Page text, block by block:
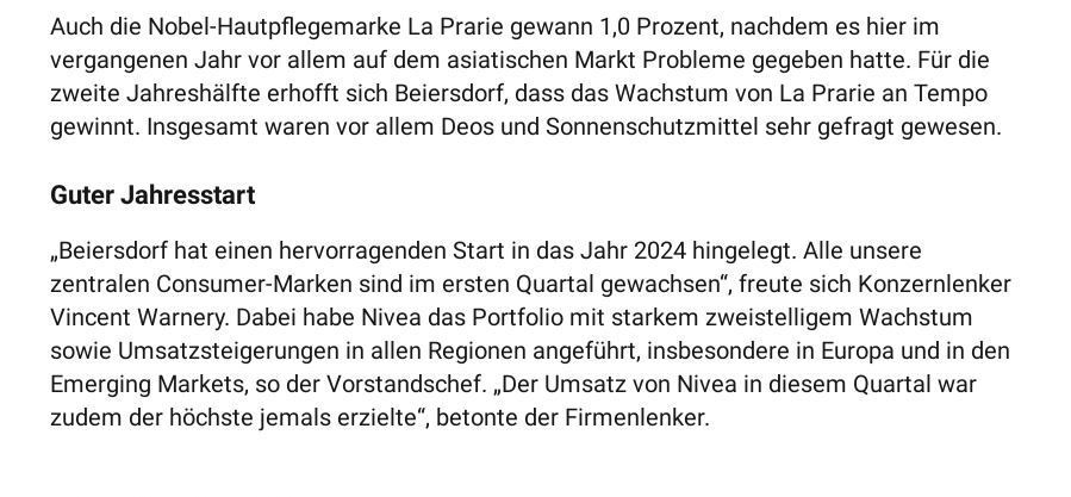
Auch die Nobel-Hautpflegemarke La Prarie gewann 1,0 Prozent, nachdem es hier im
vergangenen Jahr vor allem auf dem asiatischen Markt Probleme gegeben hatte. Für die
zweite Jahreshälfte erhofft sich Beiersdorf, dass das Wachstum von La Prarie an Tempo
gewinnt. Insgesamt waren vor allem Deos und Sonnenschutzmittel sehr gefragt gewesen.
Guter Jahresstart
„Beiersdorf hat einen hervorragenden Start in das Jahr 2024 hingelegt. Alle unsere
zentralen Consumer-Marken sind im ersten Quartal gewachsen“, freute sich Konzernlenker
Vincent Warnery. Dabei habe Nivea das Portfolio mit starkem zweistelligem Wachstum
sowie Umsatzsteigerungen in allen Regionen angeführt, insbesondere in Europa und in den
Emerging Markets, so der Vorstandschef. „Der Umsatz von Nivea in diesem Quartal war
zudem der höchste jemals erzielte“, betonte der Firmenlenker.